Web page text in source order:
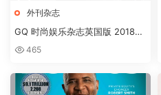
外刊杂志
GQ 时尚娱乐杂志英国版 2018年
3月刊下载
465